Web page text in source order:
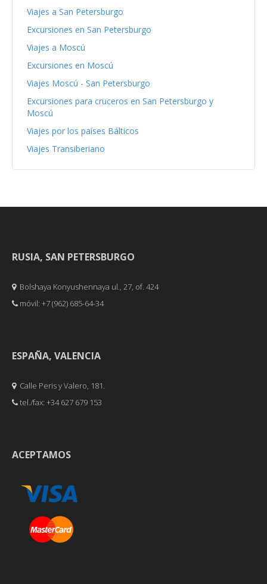
Viajes a San Petersburgo
Excursiones en San Petersburgo
Viajes a Moscú
Excursiones en Moscú
Viajes Moscú - San Petersburgo
Excursiones para cruceros en San Petersburgo y
Moscú
Viajes por los países Bálticos
Viajes Transiberiano
RUSIA, SAN PETERSBURGO
Bolshaya Konyushennaya ul., 27, of. 424
móvil: +7 (962) 685-64-34
ESPAÑA, VALENCIA
Calle Peris y Valero, 181.
tel./fax: +34 627 679 153
ACEPTAMOS